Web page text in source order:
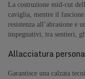
La costruzione mid-cut
caviglia, mentre il fascione
resistenza all’abrasione e
impegnativi, tra sentieri,
Allacciatura
Garantisce una calzata